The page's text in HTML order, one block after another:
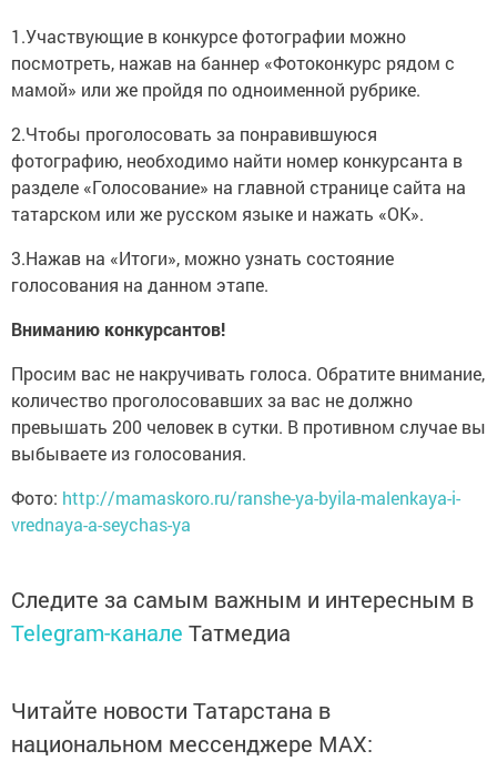
1.Участвующие в конкурсе фотографии можно
посмотреть, нажав на баннер «Фотоконкурс рядом с
мамой» или же пройдя по одноименной рубрике.
2.Чтобы проголосовать за понравившуюся
фотографию, необходимо найти номер конкурсанта в
разделе «Голосование» на главной странице сайта на
татарском или же русском языке и нажать «ОК».
3.Нажав на «Итоги», можно узнать состояние
голосования на данном этапе.
Вниманию конкурсантов!
Просим вас не накручивать голоса. Обратите внимание,
количество проголосовавших за вас не должно
превышать 200 человек в сутки. В противном случае вы
выбываете из голосования.
Фото: http://mamaskoro.ru/ranshe-ya-byila-malenkaya-i-
vrednaya-a-seychas-ya
Следите за самым важным и интересным в
Telegram-канале Татмедиа
Читайте новости Татарстана в
национальном мессенджере MАХ: